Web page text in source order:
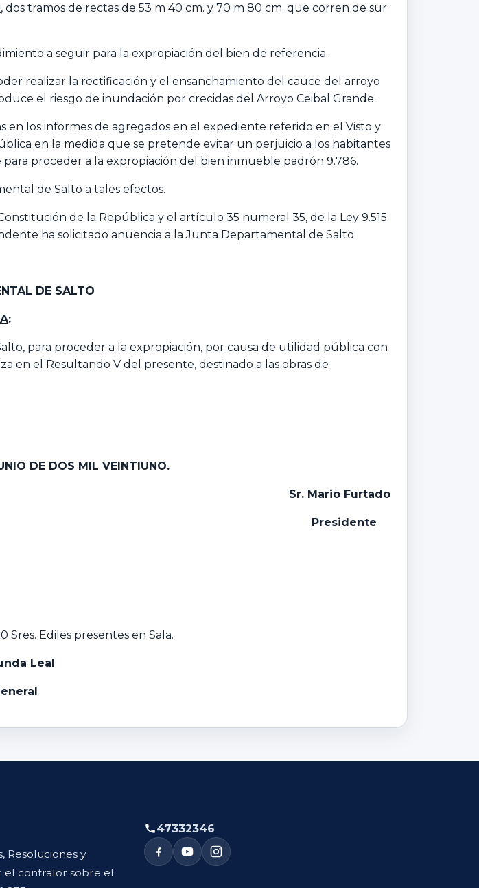
, dos tramos de rectas de 53 m 40 cm. y 70 m 80 cm. que corren de sur
a seguir para la expropiación del bien de referencia.
realizar la rectificación y el ensanchamiento del cauce del arroyo
el riesgo de inundación por crecidas del Arroyo Ceibal Grande.
los informes de agregados en el expediente referido en el Visto y
en la medida que se pretende evitar un perjuicio a los habitantes
proceder a la expropiación del bien inmueble padrón 9.786.
de Salto a tales efectos.
de la República y el artículo 35 numeral 35, de la Ley 9.515
ha solicitado anuencia a la Junta Departamental de Salto.
DE SALTO
:
para proceder a la expropiación, por causa de utilidad pública con
en el Resultando V del presente, destinado a las obras de
DE DOS MIL VEINTIUNO.
Sr. Mario Furtado
Presidente
Ediles presentes en Sala.
Leal
Resoluciones y
el contralor sobre el
47332346